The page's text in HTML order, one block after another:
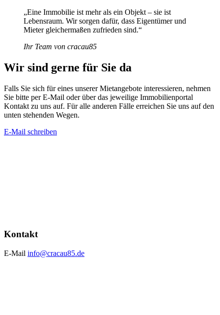
„Eine Immobilie ist mehr als ein Objekt – sie ist
Lebensraum. Wir sorgen dafür, dass Eigentümer und
Mieter gleichermaßen zufrieden sind.“
Ihr Team von cracau85
Wir sind gerne für Sie da
Falls Sie sich für eines unserer Mietangebote interessieren, nehmen
Sie bitte per E-Mail oder über das jeweilige Immobilienportal
Kontakt zu uns auf. Für alle anderen Fälle erreichen Sie uns auf den
unten stehenden Wegen.
E-Mail schreiben
Kontakt
E-Mail info@cracau85.de